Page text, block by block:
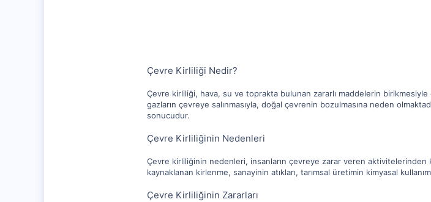
Çevre Kirliliği Nedir?
Çevre kirliliği, hava, su ve toprakta bulunan zararlı maddelerin
gazların çevreye salınmasıyla, doğal çevrenin bozulmasına neden
sonucudur.
Çevre Kirliliğinin Nedenleri
Çevre kirliliğinin nedenleri, insanların çevreye zarar veren aktivitelerinden
kaynaklanan kirlenme, sanayinin atıkları, tarımsal üretimin kimyasal
Çevre Kirliliğinin Zararları